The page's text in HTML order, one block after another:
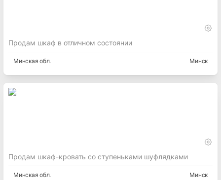
Продам шкаф в отличном состоянии
Минская обл. Минск
Продам шкаф-кровать со ступеньками шуфлядками
Минская обл. Минск